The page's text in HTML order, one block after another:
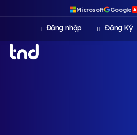
Microsoft Google A
Đăng nhập Đăng Ký